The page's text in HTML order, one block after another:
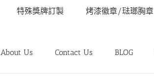
特殊獎牌訂製 烤漆徽章/琺瑯胸章
About Us Contact Us BLOG